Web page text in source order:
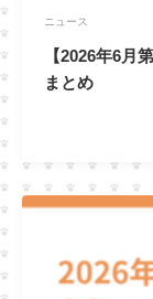
ニュース
【2026年6月
まとめ